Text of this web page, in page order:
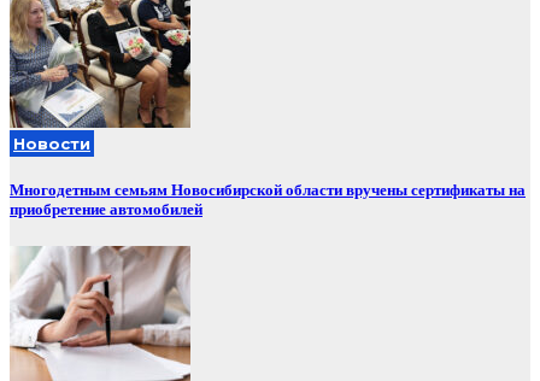
Новости
Многодетным семьям Новосибирской области вручены сертификаты на
приобретение автомобилей